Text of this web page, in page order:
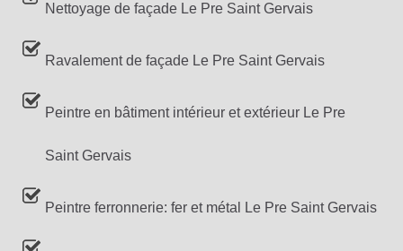
Nettoyage de façade Le Pre Saint Gervais
Ravalement de façade Le Pre Saint Gervais
Peintre en bâtiment intérieur et extérieur Le Pre
Saint Gervais
Peintre ferronnerie: fer et métal Le Pre Saint Gervais